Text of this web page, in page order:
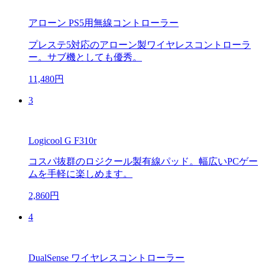
アローン PS5用無線コントローラー
プレステ5対応のアローン製ワイヤレスコントローラ
ー。サブ機としても優秀。
11,480円
3
Logicool G F310r
コスパ抜群のロジクール製有線パッド。幅広いPCゲー
ムを手軽に楽しめます。
2,860円
4
DualSense ワイヤレスコントローラー